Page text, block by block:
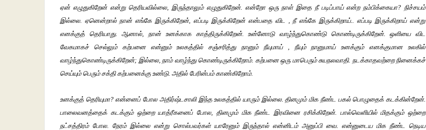
ஏன் எழுதுகிறேன் என்று தெரியவில்லை, இருந்தாலும் எழுதுகிறேன். என்றோ ஒரு நாள் இதை நீ படிப்பாய் என்ற நம்பிக்கையா? நிச்சயம்
இல்லை. ஏனென்றால் நான் எங்கே இருக்கிறேன், எப்படி இருக்கிறேன் என்பதை விட , நீ எங்கே இருக்கிறாய்.. எப்படி இருக்கிறாய் என்று
எனக்குத் தெரியாது. ஆனால், நான் உனக்காக காத்திருக்கிறேன். உன்னோடு வாழ்ந்துகொண்டு கொண்டிருக்கிறேன். ஒளியை விட
வேகமாகச் செல்லும் கற்பனை என்னும் உலகத்தில் சஞ்சரித்து நானும் நீயுமாய் , நீயும் நானுமாய் உனக்கும் எனக்குமான உலகில்
வாழ்ந்துகொண்டிருக்கிறேன்; இல்லை, நாம் வாழ்ந்து கொண்டிருக்கிறோம். கற்பனை ஒரு மாபெரும் சுயநலவாதி. நடக்காதவற்றை நினைக்கச்
செய்யும் பெரும் சக்தி கற்பனைக்கு உண்டு. அதில் பேரின்பம் காண்கிறோம்.
உனக்குத் தெரியுமா? என்னைப் போல அதிர்ஷ்டசாலி இந்த உலகத்தில் யாரும் இல்லை. தினமும் மிக நீண்ட பகல் பொழுதைக் கடக்கின்றேன்.
பாலைவனத்தைக் கடக்கும் ஒற்றை யாத்ரீகனைப் போல, தினமும் மிக நீண்ட இரவினை ரசிக்கிறேன். பால்வெளியில் மிதக்கும் ஒற்றை
நட்சத்திரம் போல. நேரம் இல்லை என்று சொல்பவர்கள் யாரேனும் இருந்தால் என்னிடம் அனுப்பி வை. என்னுடைய மிக நீண்ட நெடிய